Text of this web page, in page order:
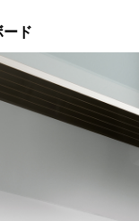
ド